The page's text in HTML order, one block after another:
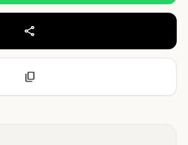
share
content_copy